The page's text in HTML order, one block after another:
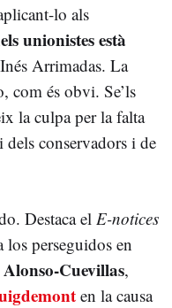
lo als
unionistes està
Arrimadas. La
com és obvi. Se’ls
la culpa per la falta
conservadors i de
Destaca el E-notices
perseguidos en
Cuevillas,
en la causa